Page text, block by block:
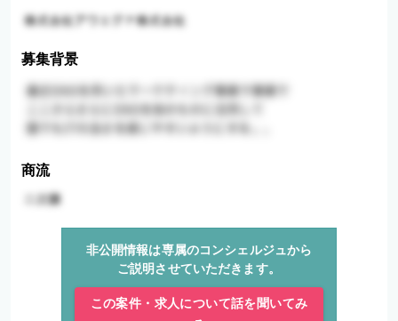
募集背景
商流
非公開情報は専属のコンシェルジュから
ご説明させていただきます。
この案件・求人について話を聞いてみ